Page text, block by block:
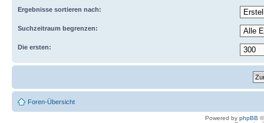
Ergebnisse sortieren nach:
Suchzeitraum begrenzen:
Die ersten:
Foren-Übersicht
Powered by phpBB